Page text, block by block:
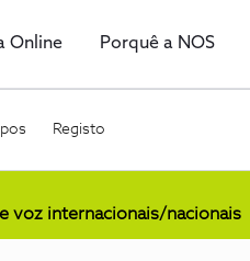
Online Porquê a NOS
Registo
voz internacionais/nacionais